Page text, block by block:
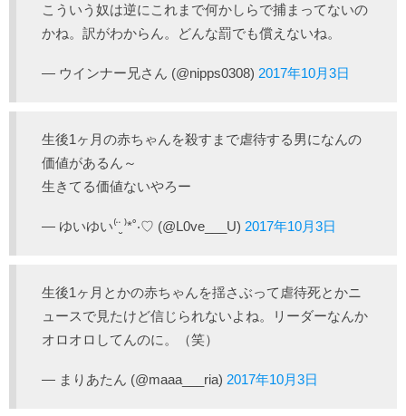
こういう奴は逆にこれまで何かしらで捕まってないの
かね。訳がわからん。どんな罰でも償えないね。
— ウインナー兄さん (@nipps0308) 2017年10月3日
生後1ヶ月の赤ちゃんを殺すまで虐待する男になんの
価値があるん～
生きてる価値ないやろー
— ゆいゆい⁽¨̮ ⁾*˚‧♡ (@L0ve___U) 2017年10月3日
生後1ヶ月とかの赤ちゃんを揺さぶって虐待死とかニ
ュースで見たけど信じられないよね。リーダーなんか
オロオロしてんのに。（笑）
— まりあたん (@maaa___ria) 2017年10月3日